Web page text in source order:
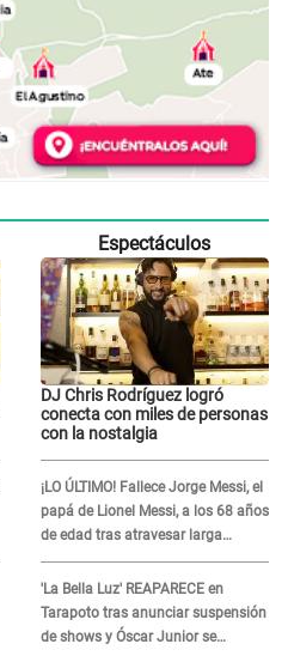
Espectáculos
DJ Chris Rodríguez logró
conecta con miles de personas
con la nostalgia
¡LO ÚLTIMO! Fallece Jorge Messi, el
papá de Lionel Messi, a los 68 años
de edad tras atravesar larga
enfermedad
'La Bella Luz' REAPARECE en
Tarapoto tras anunciar suspensión
de shows y Óscar Junior se